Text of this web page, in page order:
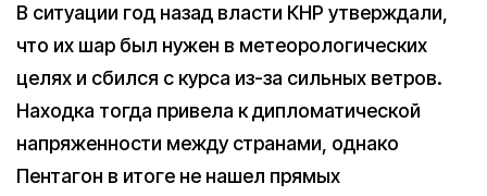
В ситуации год назад власти КНР утверждали,
что их шар был нужен в метеорологических
целях и сбился с курса из-за сильных ветров.
Находка тогда привела к дипломатической
напряженности между странами, однако
Пентагон в итоге не нашел прямых